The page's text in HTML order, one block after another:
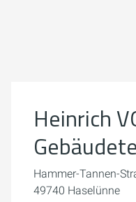
Cookie-
Heinrich
Hammer-Tannen-
49740 Haselünne